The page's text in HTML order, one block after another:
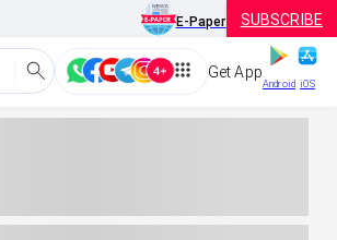
E-Paper SUBSCRIBE
Get App
Android iOS